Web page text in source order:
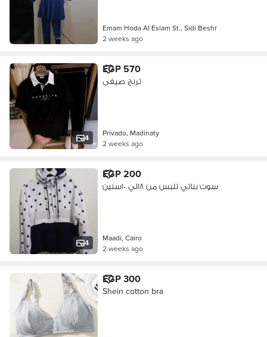
Emam Hoda Al Eslam St., Sidi Beshr
2 weeks ago
4
EGP 570
ترنج صيفى
Privado, Madinaty
2 weeks ago
4
EGP 200
سوت بناتي تلبس من ٨الي ١٠سنين
Maadi, Cairo
2 weeks ago
EGP 300
Shein cotton bra